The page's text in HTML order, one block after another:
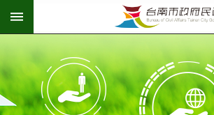
跳到主要內容區塊